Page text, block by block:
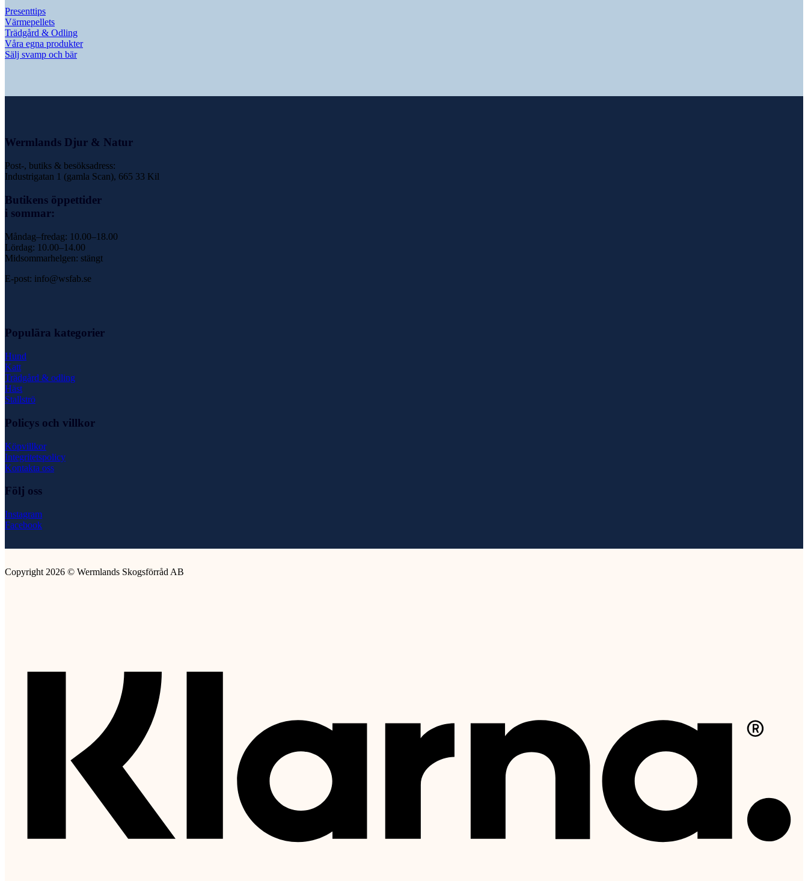
Presenttips
Värmepellets
Trädgård & Odling
Våra egna produkter
Sälj svamp och bär
Wermlands Djur & Natur
Post-, butiks & besöksadress:
Industrigatan 1 (gamla Scan), 665 33 Kil
Butikens öppettider
i sommar:
Måndag–fredag: 10.00–18.00
Lördag: 10.00–14.00
Midsommarhelgen: stängt
E-post: info@wsfab.se
Populära kategorier
Hund
Katt
Trädgård & odling
Häst
Stallströ
Policys och villkor
Köpvillkor
Integritetspolicy
Kontakta oss
Följ oss
Instagram
Facebook
Copyright 2026 © Wermlands Skogsförråd AB